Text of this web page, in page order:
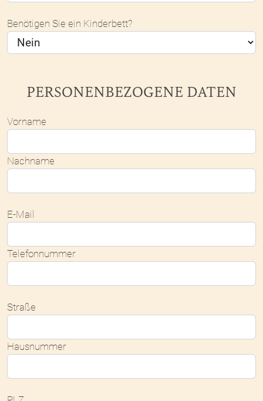
Benötigen Sie ein Kinderbett?
PERSONENBEZOGENE DATEN
Vorname
Nachname
E-Mail
Telefonnummer
Straße
Hausnummer